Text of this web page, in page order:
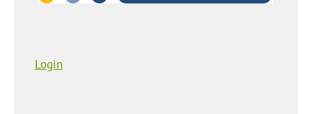
Login